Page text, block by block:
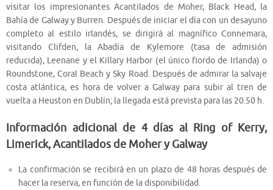
visitar los impresionantes Acantilados de Moher, Black Head, la
Bahía de Galway y Burren. Después de iniciar el día con un desayuno
completo al estilo irlandés, se dirigirá al magnífico Connemara,
visitando Clifden, la Abadía de Kylemore (tasa de admisión
reducida), Leenane y el Killary Harbor (el único fiordo de Irlanda) o
Roundstone, Coral Beach y Sky Road. Después de admirar la salvaje
costa atlántica, es hora de volver a Galway para subir al tren de
vuelta a Heuston en Dublín; la llegada está prevista para las 20.50 h.
Información adicional de 4 días al Ring of Kerry,
Limerick, Acantilados de Moher y Galway
La confirmación se recibirá en un plazo de 48 horas después de
hacer la reserva, en función de la disponibilidad.